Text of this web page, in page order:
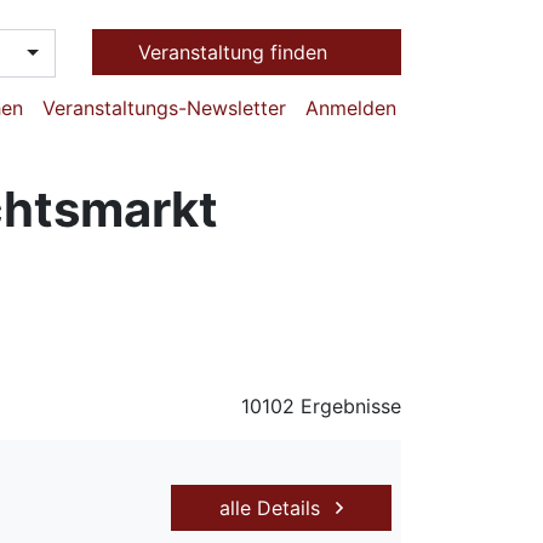
Veranstaltung finden
Veranstaltungs-Newsletter Anmelden
10102 Ergebnisse
alle Details